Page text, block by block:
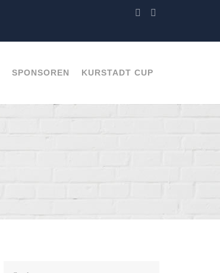
SPONSOREN KURSTADT CUP